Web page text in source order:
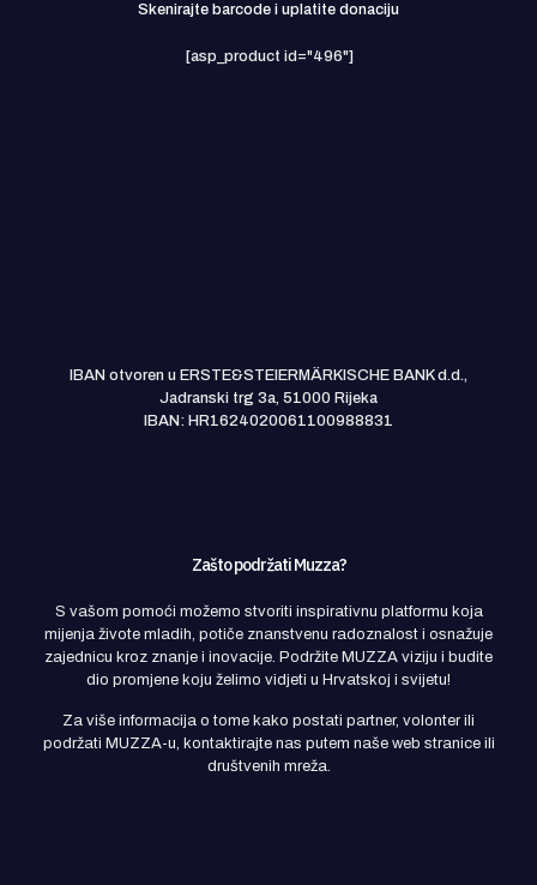
Skenirajte barcode i uplatite donaciju
[asp_product id="496"]
IBAN otvoren u ERSTE&STEIERMÄRKISCHE BANK d.d.,
Jadranski trg 3a, 51000 Rijeka
IBAN: HR1624020061100988831
Zašto podržati Muzza?
S vašom pomoći možemo stvoriti inspirativnu platformu koja
mijenja živote mladih, potiče znanstvenu radoznalost i osnažuje
zajednicu kroz znanje i inovacije. Podržite MUZZA viziju i budite
dio promjene koju želimo vidjeti u Hrvatskoj i svijetu!
Za više informacija o tome kako postati partner, volonter ili
podržati MUZZA-u, kontaktirajte nas putem naše web stranice ili
društvenih mreža.